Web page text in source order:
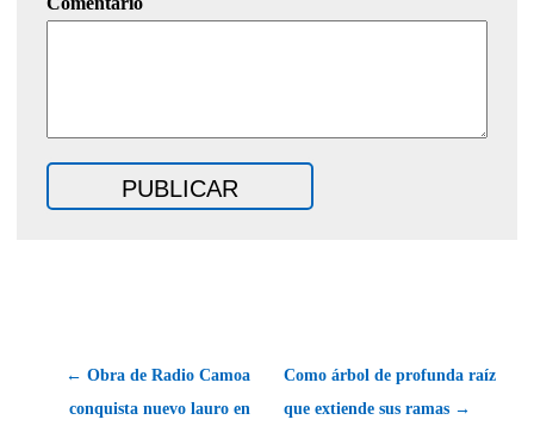
← Obra de Radio Camoa
conquista nuevo lauro en
Como árbol de profunda raíz
que extiende sus ramas →